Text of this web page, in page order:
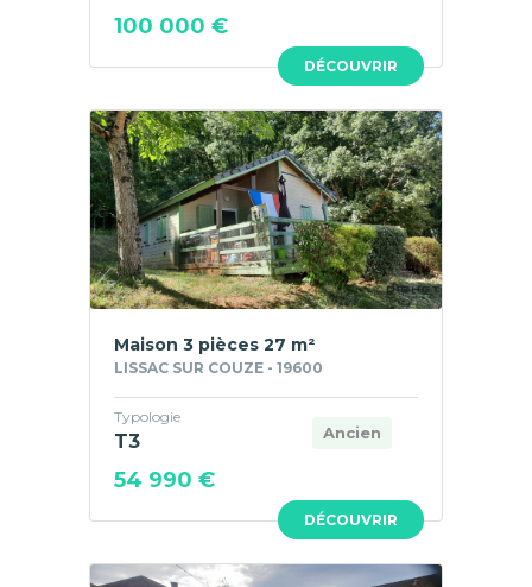
DÉCOUVRIR
100 000 €
DÉCOUVRIR
Maison 3 pièces 27 m²
LISSAC SUR COUZE - 19600
Ancien
Typologie
T3
54 990 €